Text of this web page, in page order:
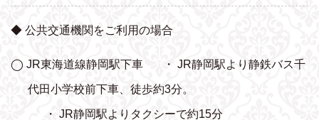
◆ 公共交通機関をご利用の場合
◯ JR東海道線静岡駅下車 ・ JR静岡駅より静鉄バス千
代田小学校前下車、 徒歩約3分。
・ JR静岡駅よりタクシーで約15分